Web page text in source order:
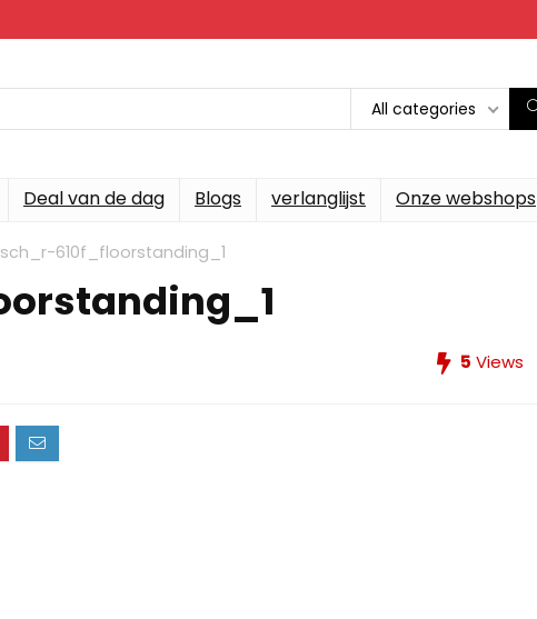
All categories
Deal van de dag Blogs verlanglijst Onze webshops
610f_floorstanding_1
5 Views